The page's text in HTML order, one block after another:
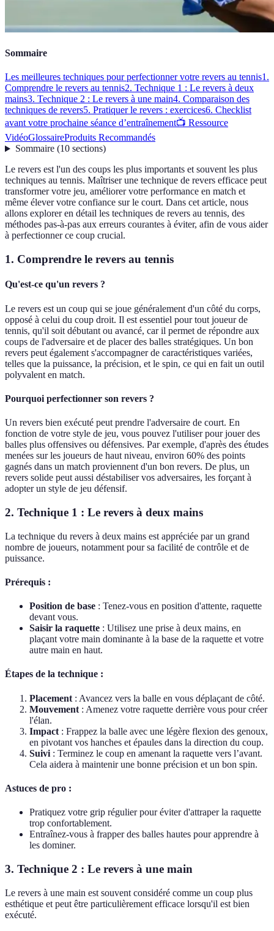
Sommaire
Les meilleures techniques pour perfectionner votre revers au tennis1.
Comprendre le revers au tennis2. Technique 1 : Le revers à deux
mains3. Technique 2 : Le revers à une main4. Comparaison des
techniques de revers5. Pratiquer le revers : exercices6. Checklist
avant votre prochaine séance d’entraînement📺 Ressource
VidéoGlossaireProduits Recommandés
Sommaire(10 sections)
Le revers est l'un des coups les plus importants et souvent les plus
techniques au tennis. Maîtriser une technique de revers efficace peut
transformer votre jeu, améliorer votre performance en match et
même élever votre confiance sur le court. Dans cet article, nous
allons explorer en détail les techniques de revers au tennis, des
méthodes pas-à-pas aux erreurs courantes à éviter, afin de vous aider
à perfectionner ce coup crucial.
1. Comprendre le revers au tennis
Qu'est-ce qu'un revers ?
Le revers est un coup qui se joue généralement d'un côté du corps,
opposé à celui du coup droit. Il est essentiel pour tout joueur de
tennis, qu'il soit débutant ou avancé, car il permet de répondre aux
coups de l'adversaire et de placer des balles stratégiques. Un bon
revers peut également s'accompagner de caractéristiques variées,
telles que la puissance, la précision, et le spin, ce qui en fait un outil
polyvalent en match.
Pourquoi perfectionner son revers ?
Un revers bien exécuté peut prendre l'adversaire de court. En
fonction de votre style de jeu, vous pouvez l'utiliser pour jouer des
balles plus offensives ou défensives. Par exemple, d'après des études
menées sur les joueurs de haut niveau, environ 60% des points
gagnés dans un match proviennent d'un bon revers. De plus, un
revers solide peut aussi déstabiliser vos adversaires, les forçant à
adopter un style de jeu défensif.
2. Technique 1 : Le revers à deux mains
La technique du revers à deux mains est appréciée par un grand
nombre de joueurs, notamment pour sa facilité de contrôle et de
puissance.
Prérequis :
Position de base : Tenez-vous en position d'attente, raquette
devant vous.
Saisir la raquette : Utilisez une prise à deux mains, en
plaçant votre main dominante à la base de la raquette et votre
autre main en haut.
Étapes de la technique :
Placement : Avancez vers la balle en vous déplaçant de côté.
Mouvement : Amenez votre raquette derrière vous pour créer
l'élan.
Impact : Frappez la balle avec une légère flexion des genoux,
en pivotant vos hanches et épaules dans la direction du coup.
Suivi : Terminez le coup en amenant la raquette vers l’avant.
Cela aidera à maintenir une bonne précision et un bon spin.
Astuces de pro :
Pratiquez votre grip régulier pour éviter d'attraper la raquette
trop confortablement.
Entraînez-vous à frapper des balles hautes pour apprendre à
les dominer.
3. Technique 2 : Le revers à une main
Le revers à une main est souvent considéré comme un coup plus
esthétique et peut être particulièrement efficace lorsqu'il est bien
exécuté.